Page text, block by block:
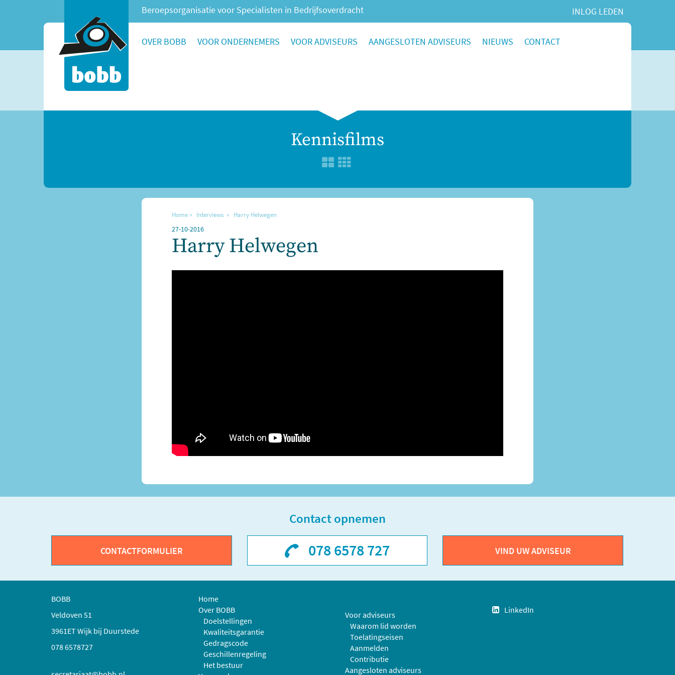
Beroepsorganisatie voor Specialisten in Bedrijfsoverdracht INLOG LEDEN
OVER BOBB VOOR ONDERNEMERS VOOR ADVISEURS AANGESLOTEN ADVISEURS NIEUWS CONTACT
Kennisfilms
Home Interviews Harry Helwegen
27-10-2016
Harry Helwegen
Contact opnemen
CONTACTFORMULIER 078 6578 727 VIND UW ADVISEUR
BOBB
Veldoven 51
3961ET Wijk bij Duurstede
078 6578727
Home
Over BOBB
Doelstellingen
Kwaliteitsgarantie
Gedragscode
Geschillenregeling
Het bestuur
Voor adviseurs
Waarom lid worden
Toelatingseisen
Aanmelden
Contributie
Aangesloten adviseurs
LinkedIn